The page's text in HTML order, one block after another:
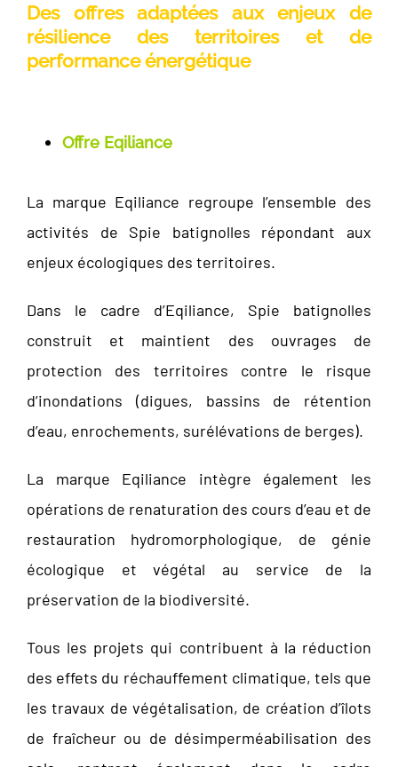
Des offres adaptées aux enjeux de
résilience des territoires et de
performance énergétique
Offre Eqiliance
La marque Eqiliance regroupe l’ensemble des
activités de Spie batignolles répondant aux
enjeux écologiques des territoires.
Dans le cadre d’Eqiliance, Spie batignolles
construit et maintient des ouvrages de
protection des territoires contre le risque
d’inondations (digues, bassins de rétention
d’eau, enrochements, surélévations de berges).
La marque Eqiliance intègre également les
opérations de renaturation des cours d’eau et de
restauration hydromorphologique, de génie
écologique et végétal au service de la
préservation de la biodiversité.
Tous les projets qui contribuent à la réduction
des effets du réchauffement climatique, tels que
les travaux de végétalisation, de création d’îlots
de fraîcheur ou de désimperméabilisation des